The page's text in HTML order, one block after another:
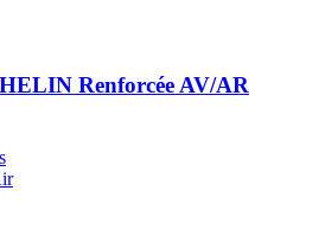
Renforcée AV/AR